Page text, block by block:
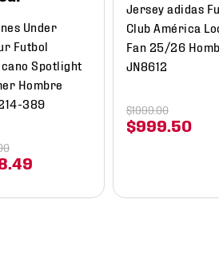
Under
Futbol
Spotlight
Hombre
389
.49
Jersey adidas
Club América
Fan 25/26
JN8612
$999 50
$1999.00